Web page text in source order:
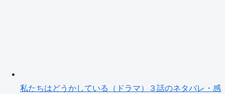
私たちはどうかしている（ドラマ）３話のネタバレ・感